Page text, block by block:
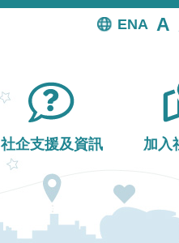
EN
社企支援及資訊 加入